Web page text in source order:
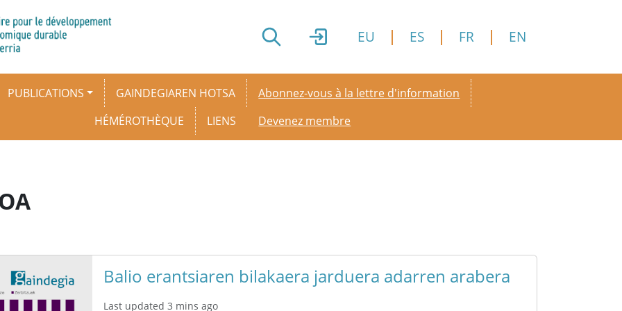
EU ES FR EN
PUBLICATIONS
GAINDEGIAREN HOTSA
HÉMÉROTHÈQUE
LIENS
Secondary menu
Abonnez-vous à la lettre d'information
Devenez membre
Balio erantsiaren bilakaera jarduera adarren arabera
Last updated 3 mins ago